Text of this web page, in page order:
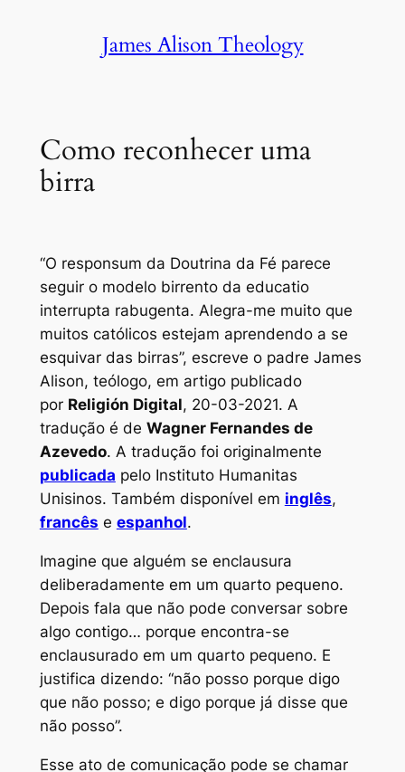
James Alison Theology
Como reconhecer uma
birra
“O responsum da Doutrina da Fé parece
seguir o modelo birrento da educatio
interrupta rabugenta. Alegra-me muito que
muitos católicos estejam aprendendo a se
esquivar das birras”, escreve o padre James
Alison, teólogo, em artigo publicado
por Religión Digital, 20-03-2021. A
tradução é de Wagner Fernandes de
Azevedo. A tradução foi originalmente
publicada pelo Instituto Humanitas
Unisinos. Também disponível em inglês,
francês e espanhol.
Imagine que alguém se enclausura
deliberadamente em um quarto pequeno.
Depois fala que não pode conversar sobre
algo contigo… porque encontra-se
enclausurado em um quarto pequeno. E
justifica dizendo: “não posso porque digo
que não posso; e digo porque já disse que
não posso”.
Esse ato de comunicação pode se chamar